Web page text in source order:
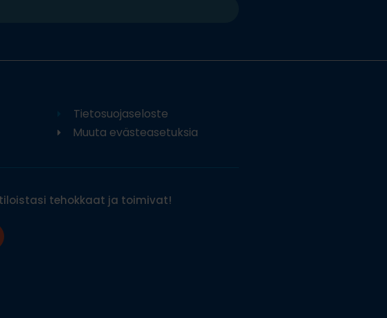
Tietosuojaseloste
Muuta evästeasetuksia
tehokkaat ja toimivat!